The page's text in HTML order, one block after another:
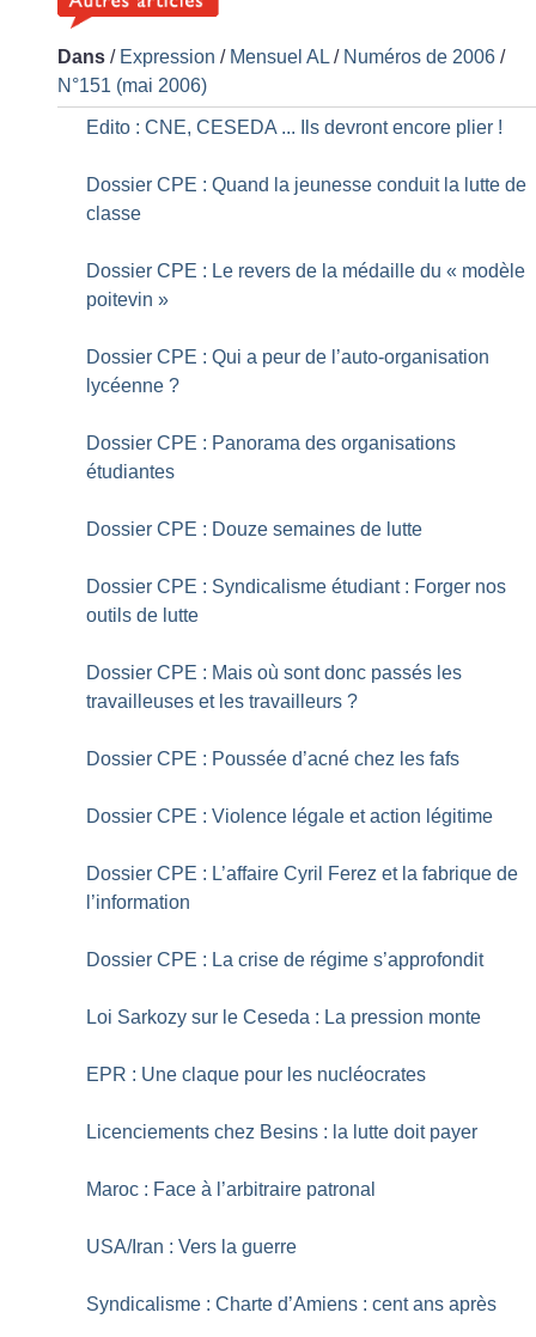
Dans / Expression / Mensuel AL / Numéros de 2006 /
N°151 (mai 2006)
Edito : CNE, CESEDA ... Ils devront encore plier !
Dossier CPE : Quand la jeunesse conduit la lutte de
classe
Dossier CPE : Le revers de la médaille du « modèle
poitevin »
Dossier CPE : Qui a peur de l’auto-organisation
lycéenne ?
Dossier CPE : Panorama des organisations
étudiantes
Dossier CPE : Douze semaines de lutte
Dossier CPE : Syndicalisme étudiant : Forger nos
outils de lutte
Dossier CPE : Mais où sont donc passés les
travailleuses et les travailleurs ?
Dossier CPE : Poussée d’acné chez les fafs
Dossier CPE : Violence légale et action légitime
Dossier CPE : L’affaire Cyril Ferez et la fabrique de
l’information
Dossier CPE : La crise de régime s’approfondit
Loi Sarkozy sur le Ceseda : La pression monte
EPR : Une claque pour les nucléocrates
Licenciements chez Besins : la lutte doit payer
Maroc : Face à l’arbitraire patronal
USA/Iran : Vers la guerre
Syndicalisme : Charte d’Amiens : cent ans après